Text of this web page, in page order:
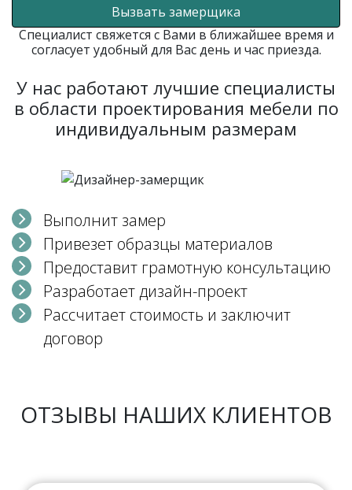
Вызвать замерщика
Специалист свяжется с Вами в ближайшее время и
согласует удобный для Вас день и час приезда.
У нас работают лучшие специалисты
в области проектирования мебели по
индивидуальным размерам
Выполнит замер
Привезет образцы материалов
Предоставит грамотную консультацию
Разработает дизайн-проект
Рассчитает стоимость и заключит
договор
ОТЗЫВЫ НАШИХ КЛИЕНТОВ